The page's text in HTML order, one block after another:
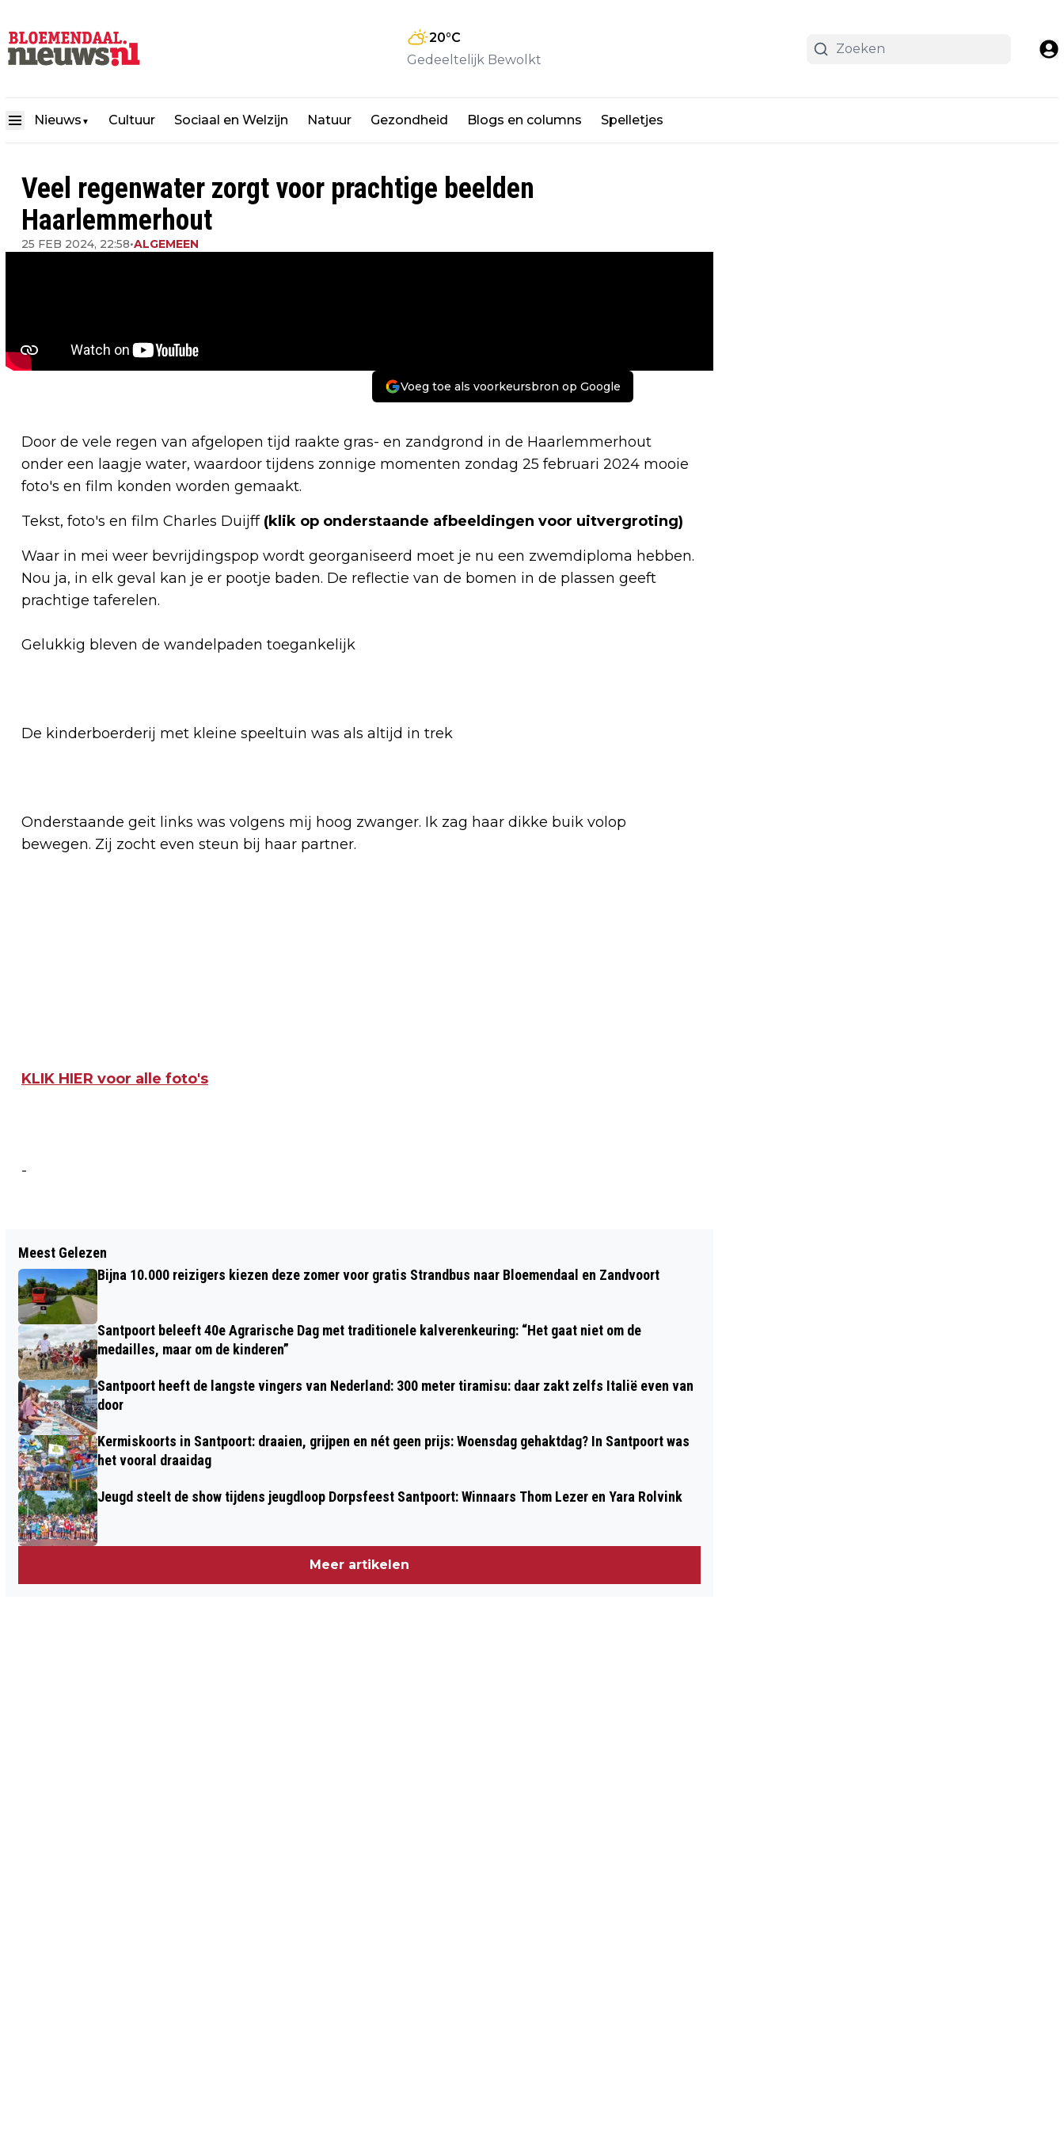
20°C
Gedeeltelijk Bewolkt
Nieuws ▼ Cultuur Sociaal en Welzijn Natuur Gezondheid Blogs en columns Spelletjes
Veel regenwater zorgt voor prachtige beelden
Haarlemmerhout
25 FEB 2024, 22:58•ALGEMEEN
Voeg toe als voorkeursbron op Google
Door de vele regen van afgelopen tijd raakte gras- en zandgrond in de Haarlemmerhout
onder een laagje water, waardoor tijdens zonnige momenten zondag 25 februari 2024 mooie
foto's en film konden worden gemaakt.
Tekst, foto's en film Charles Duijff (klik op onderstaande afbeeldingen voor uitvergroting)
Waar in mei weer bevrijdingspop wordt georganiseerd moet je nu een zwemdiploma hebben.
Nou ja, in elk geval kan je er pootje baden. De reflectie van de bomen in de plassen geeft
prachtige taferelen.
Gelukkig bleven de wandelpaden toegankelijk
De kinderboerderij met kleine speeltuin was als altijd in trek
Onderstaande geit links was volgens mij hoog zwanger. Ik zag haar dikke buik volop
bewegen. Zij zocht even steun bij haar partner.
KLIK HIER voor alle foto's
-
GESLAAGDE DERDE EDITIE PRE-RUN
ZANDVOORT CIRCUIT RUN
OUWEHOEREN: ‘MEET THE FOKKENS’
Meest Gelezen
Bijna 10.000 reizigers kiezen deze zomer voor gratis Strandbus naar Bloemendaal en Zandvoort
Santpoort beleeft 40e Agrarische Dag met traditionele kalverenkeuring: “Het gaat niet om de
medailles, maar om de kinderen”
Santpoort heeft de langste vingers van Nederland: 300 meter tiramisu: daar zakt zelfs Italië even van
door
Kermiskoorts in Santpoort: draaien, grijpen en nét geen prijs: Woensdag gehaktdag? In Santpoort was
het vooral draaidag
Jeugd steelt de show tijdens jeugdloop Dorpsfeest Santpoort: Winnaars Thom Lezer en Yara Rolvink
Meer artikelen